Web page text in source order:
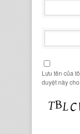
Lưu tên của
duyệt này